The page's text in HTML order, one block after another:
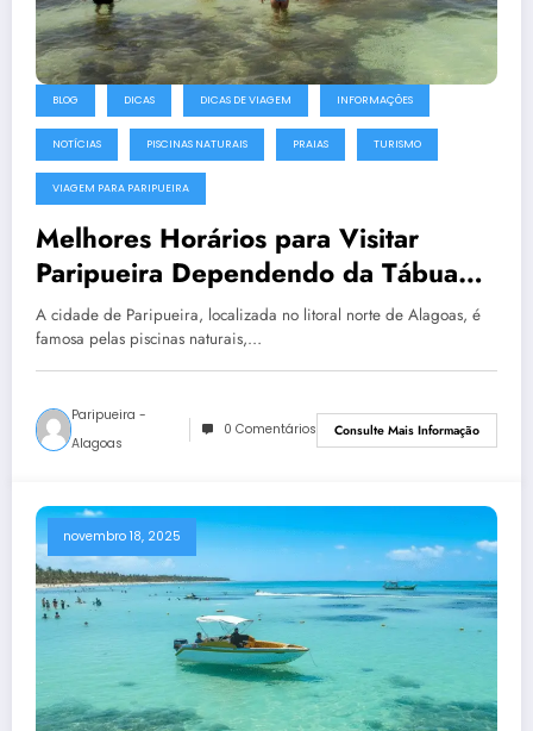
BLOG DICAS DICAS DE VIAGEM INFORMAÇÕES
NOTÍCIAS PISCINAS NATURAIS PRAIAS TURISMO
VIAGEM PARA PARIPUEIRA
Melhores Horários para Visitar
Paripueira Dependendo da Tábua
das Marés: Guia Completo para
Turistas
A cidade de Paripueira, localizada no litoral norte de Alagoas, é
famosa pelas piscinas naturais,…
Paripueira -
Alagoas
0 Comentários Consulte Mais Informação
novembro 18, 2025